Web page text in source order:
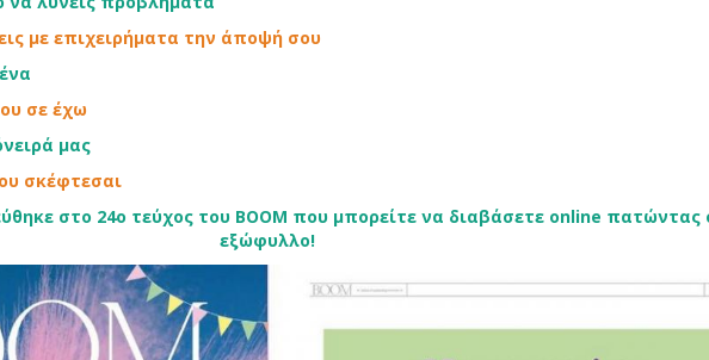
με επιχειρήματα την άποψή σου
σε έχω
μας
σκέφτεσαι
στο 24o τεύχος του BOOM που μπορείτε να διαβάσετε online πατώντας
εξώφυλλο!